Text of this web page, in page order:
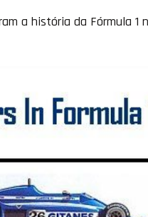
a história da Fórmula